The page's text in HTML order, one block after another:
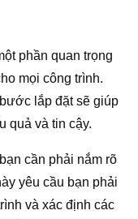
phần quan trọng
mọi công trình.
lắp đặt sẽ giúp
quả và tin cậy.
cần phải nắm rõ
yêu cầu bạn phải
và xác định các